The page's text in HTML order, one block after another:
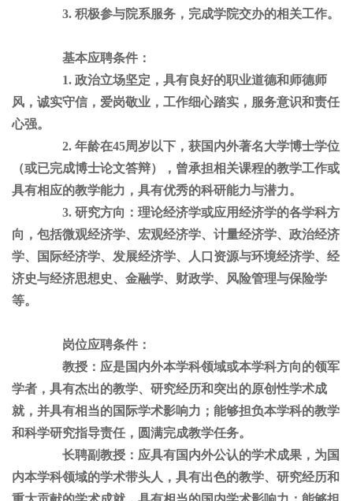
3. 积极参与院系服务，完成学院交办的相关工作。
基本应聘条件：
1. 政治立场坚定，具有良好的职业道德和师德师
风，诚实守信，爱岗敬业，工作细心踏实，服务意识和责任
心强。
2. 年龄在45周岁以下，获国内外著名大学博士学位
（或已完成博士论文答辩），曾承担相关课程的教学工作或
具有相应的教学能力，具有优秀的科研能力与潜力。
3. 研究方向：理论经济学或应用经济学的各学科方
向，包括微观经济学、宏观经济学、计量经济学、政治经济
学、国际经济学、发展经济学、人口资源与环境经济学、经
济史与经济思想史、金融学、财政学、风险管理与保险学
等。
岗位应聘条件：
教授：应是国内外本学科领域或本学科方向的领军
学者，具有杰出的教学、研究经历和突出的原创性学术成
就，并具有相当的国际学术影响力；能够担负本学科的教学
和科学研究指导责任，圆满完成教学任务。
长聘副教授：应具有国内外公认的学术成果，为国
内本学科领域的学术带头人，具有出色的教学、研究经历和